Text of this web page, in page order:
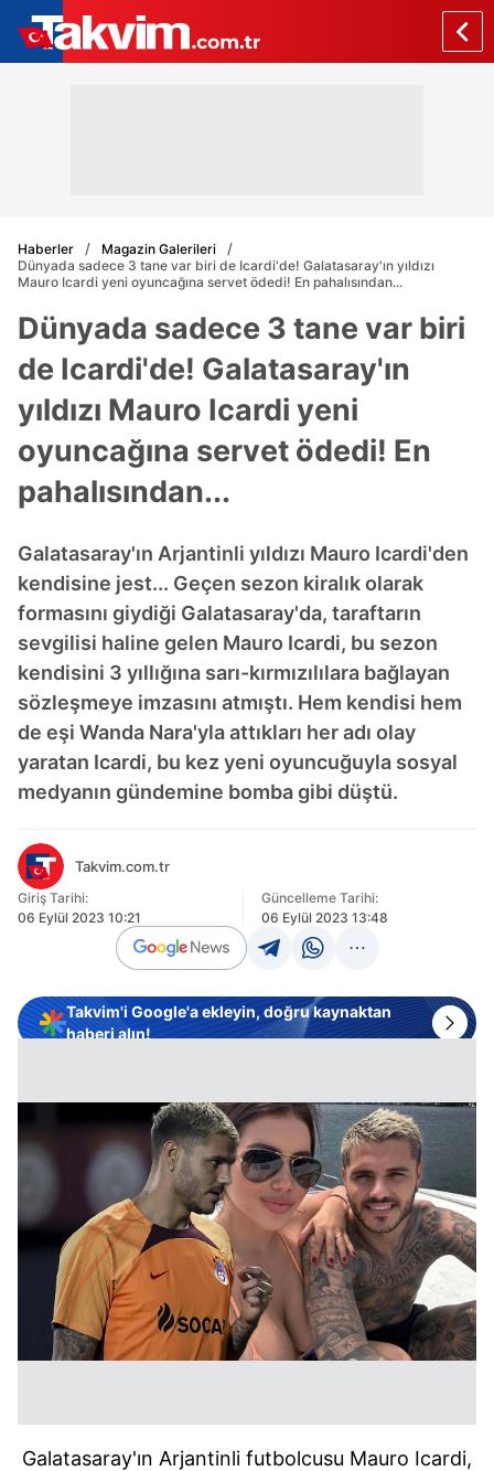
Haberler
Magazin Galerileri
Dünyada sadece 3 tane var biri de Icardi'de! Galatasaray'ın yıldızı
Mauro Icardi yeni oyuncağına servet ödedi! En pahalısından...
Dünyada sadece 3 tane var biri
de Icardi'de! Galatasaray'ın
yıldızı Mauro Icardi yeni
oyuncağına servet ödedi! En
pahalısından...
Galatasaray'ın Arjantinli yıldızı Mauro Icardi'den
kendisine jest... Geçen sezon kiralık olarak
formasını giydiği Galatasaray'da, taraftarın
sevgilisi haline gelen Mauro Icardi, bu sezon
kendisini 3 yıllığına sarı-kırmızılılara bağlayan
sözleşmeye imzasını atmıştı. Hem kendisi hem
de eşi Wanda Nara'yla attıkları her adı olay
yaratan Icardi, bu kez yeni oyuncuğuyla sosyal
medyanın gündemine bomba gibi düştü.
Takvim.com.tr
Giriş Tarihi:
06 Eylül 2023 10:21
Güncelleme Tarihi:
06 Eylül 2023 13:48
Takvim'i Google'a ekleyin, doğru kaynaktan
haberi alın!
Galatasaray'ın Arjantinli futbolcusu Mauro Icardi,